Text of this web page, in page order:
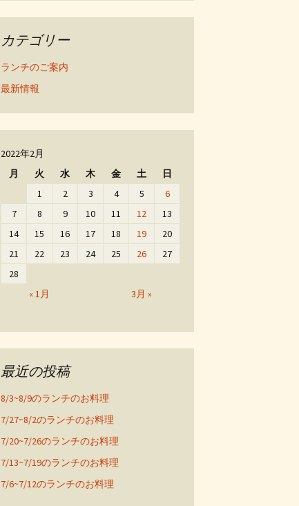
カテゴリー
ランチのご案内
最新情報
2022年2月
月
火 水 木 金 土 日
« 1月 3月 »
1 2 3 4 5
6
7
8 9 10 11 12
13
14
15 16 17 18 19
20
21
22 23 24 25 26
27
28
最近の投稿
8/3~8/9のランチのお料理
7/27~8/2のランチのお料理
7/20~7/26のランチのお料理
7/13~7/19のランチのお料理
7/6~7/12のランチのお料理